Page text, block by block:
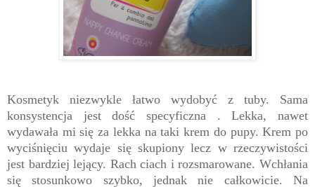
Kosmetyk niezwykle łatwo wydobyć z tuby. Sama
konsystencja jest dość specyficzna . Lekka, nawet
wydawała mi się za lekka na taki krem do pupy. Krem po
wyciśnięciu wydaje się skupiony lecz w rzeczywistości
jest bardziej lejący. Rach ciach i rozsmarowane. Wchłania
się stosunkowo szybko, jednak nie całkowicie. Na